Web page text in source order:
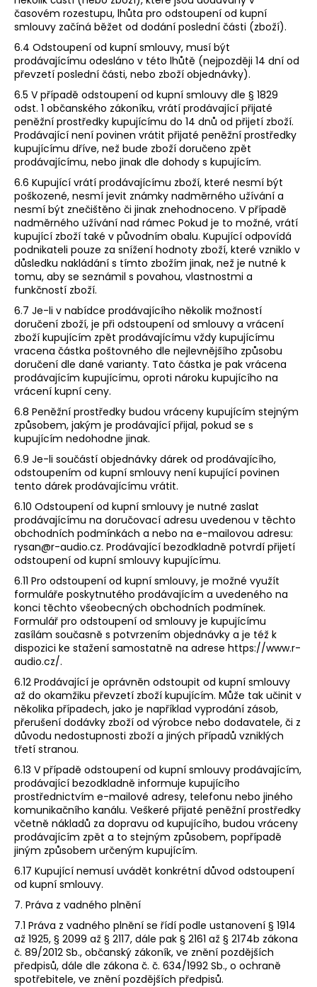
časovém rozestupu, lhůta pro odstoupení od kupní
smlouvy začíná běžet od dodání poslední části (zboží).
6.4 Odstoupení od kupní smlouvy, musí být
prodávajícímu odesláno v této lhůtě (nejpozději 14 dní od
převzetí poslední části, nebo zboží objednávky).
6.5 V případě odstoupení od kupní smlouvy dle § 1829
odst. 1 občanského zákoníku, vrátí prodávající přijaté
peněžní prostředky kupujícímu do ​14 dnů ​od přijetí zboží.
Prodávající není povinen vrátit přijaté peněžní prostředky
kupujícímu dříve, než bude zboží doručeno zpět
prodávajícímu, nebo jinak dle dohody s kupujícím.
6.6 Kupující vrátí prodávajícímu zboží, které nesmí být
poškozené, nesmí jevit známky nadměrného užívání a
nesmí být znečištěno či jinak znehodnoceno. V případě
nadměrného užívání nad rámec Pokud je to možné, vrátí
kupující zboží také v původním obalu. Kupující odpovídá
podnikateli pouze za snížení hodnoty zboží, které vzniklo v
důsledku nakládání s tímto zbožím jinak, než je nutné k
tomu, aby se seznámil s povahou, vlastnostmi a
funkčností zboží.
6.7 Je-li v nabídce prodávajícího několik možností
doručení zboží, je při odstoupení od smlouvy a vrácení
zboží kupujícím zpět prodávajícímu vždy kupujícímu
vracena částka poštovného dle nejlevnějšího způsobu
doručení dle dané varianty. Tato částka je pak vrácena
prodávajícím kupujícímu, oproti nároku kupujícího na
vrácení kupní ceny.
6.8 Peněžní prostředky budou vráceny kupujícím stejným
způsobem, jakým je prodávající přijal, pokud se s
kupujícím nedohodne jinak.
6.9 Je-li součástí objednávky dárek od prodávajícího,
odstoupením od kupní smlouvy není kupující povinen
tento dárek prodávajícímu vrátit.
6.10 Odstoupení od kupní smlouvy je nutné zaslat
prodávajícímu na ​doručovací​ adresu uvedenou v těchto
obchodních podmínkách a nebo na e-mailovou adresu:
rysan@r-audio.cz​. ​Prodávající bezodkladně potvrdí přijetí
odstoupení od kupní smlouvy kupujícímu.
6.11 Pro odstoupení od kupní smlouvy, je možné využít
formuláře poskytnutého prodávajícím a uvedeného na
konci těchto všeobecných obchodních podmínek.
Formulář pro odstoupení od smlouvy je kupujícímu
zasílám současně s potvrzením objednávky a je též k
dispozici ke stažení samostatně na adrese​ https://www.r-
audio.cz/.
6.12 Prodávající je oprávněn odstoupit od kupní smlouvy
až do okamžiku převzetí zboží kupujícím. Může tak učinit v
několika případech, jako je například vyprodání zásob,
přerušení dodávky zboží od výrobce nebo dodavatele, či z
důvodu nedostupnosti zboží a jiných případů vzniklých
třetí stranou.
6.13 V případě odstoupení od kupní smlouvy prodávajícím,
prodávající bezodkladně informuje kupujícího
prostřednictvím e-mailové adresy, telefonu nebo jiného
komunikačního kanálu. Veškeré přijaté peněžní prostředky
včetně nákladů za dopravu od kupujícího, budou vráceny
prodávajícím zpět a to stejným způsobem, popřípadě
jiným způsobem určeným kupujícím.
6.17 Kupující nemusí uvádět konkrétní důvod odstoupení
od kupní smlouvy.
7. Práva z vadného plnění
7.1 Práva z vadného plnění se řídí podle ustanovení § 1914
až 1925, § 2099 až § 2117, dále pak § 2161 až § 2174b zákona
č. 89/2012 Sb., občanský zákoník, ve znění pozdějších
předpisů, dále dle zákona č. č. 634/1992 Sb., o ochraně
spotřebitele, ve znění pozdějších předpisů.